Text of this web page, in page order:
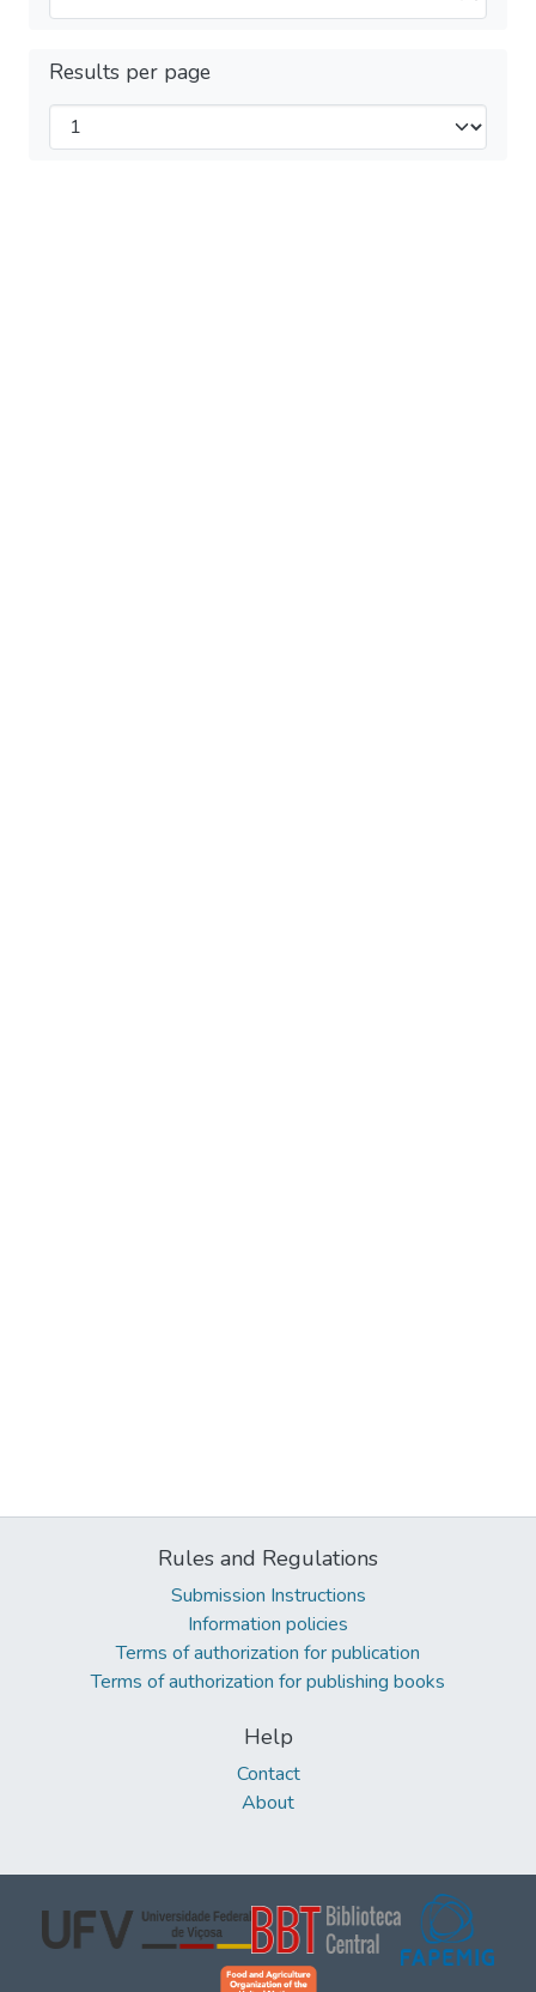
Results per page
Rules and Regulations
Submission Instructions
Information policies
Terms of authorization for publication
Terms of authorization for publishing books
Help
Contact
About